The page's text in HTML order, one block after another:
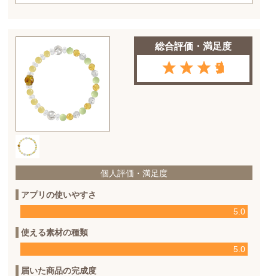
総合評価・満足度
5
個人評価・満足度
アプリの使いやすさ
5.0
使える素材の種類
5.0
届いた商品の完成度